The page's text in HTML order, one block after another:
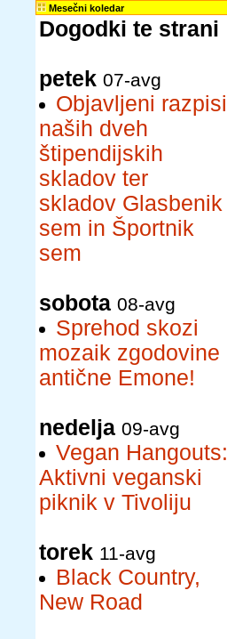
Mesečni koledar
Dogodki te strani
petek 07-avg
Objavljeni razpisi
naših dveh
štipendijskih
skladov ter
skladov Glasbenik
sem in Športnik
sem
sobota 08-avg
Sprehod skozi
mozaik zgodovine
antične Emone!
nedelja 09-avg
Vegan Hangouts:
Aktivni veganski
piknik v Tivoliju
torek 11-avg
Black Country,
New Road